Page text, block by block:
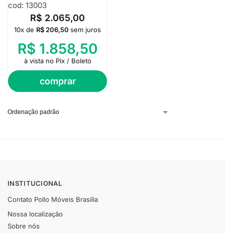
cod: 13003
R$ 2.065,00
comprar
10x de R$206,50 sem juros
R$ 1.858,50
à vista no Pix / Boleto
INSTITUCIONAL
Contato Pollo Móveis Brasília
Nossa localização
Sobre nós